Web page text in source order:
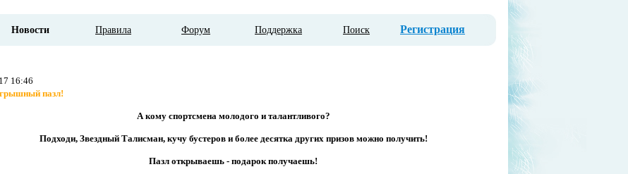
Новости Правила Форум Поддержка Поиск Регистрация
16:46
пазл!
А кому спортсмена молодого и талантливого?
Подходи, Звездный Талисман, кучу бустеров и более десятка других призов можно получить!
Пазл открываешь - подарок получаешь!